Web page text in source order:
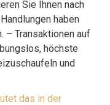
Sie Ihnen nach
haben
– Transaktionen auf
höchste
und
das in der